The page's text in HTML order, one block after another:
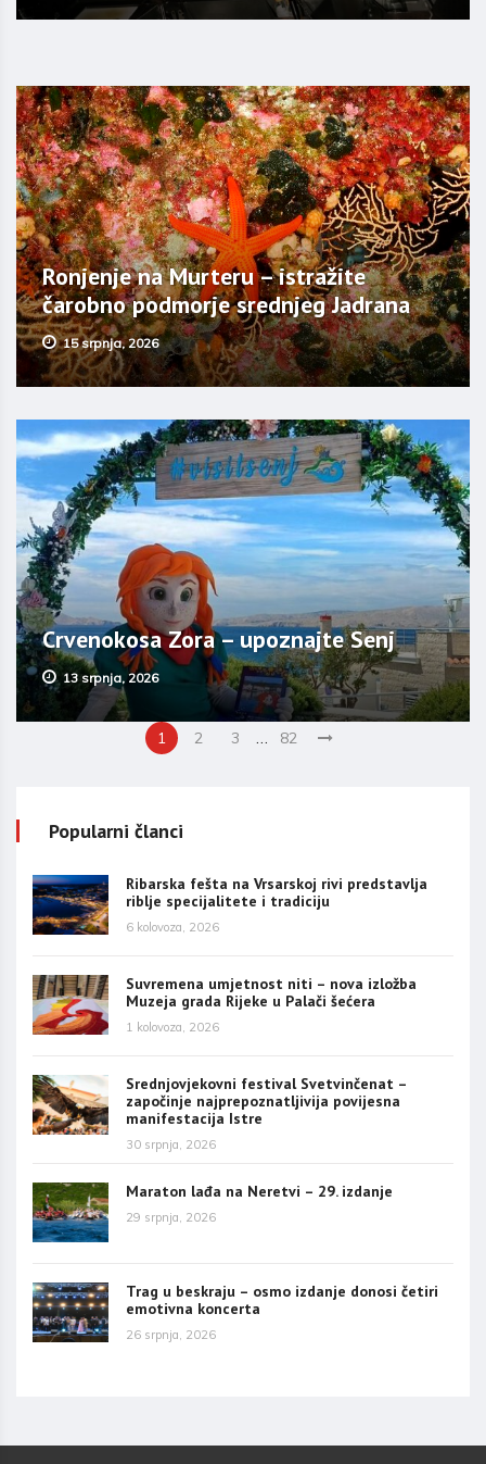
Ronjenje na Murteru – istražite
čarobno podmorje srednjeg Jadrana
15 srpnja, 2026
Crvenokosa Zora – upoznajte Senj
13 srpnja, 2026
1 2 3 82
Popularni članci
Ribarska fešta na Vrsarskoj rivi predstavlja
riblje specijalitete i tradiciju
6 kolovoza, 2026
Suvremena umjetnost niti – nova izložba
Muzeja grada Rijeke u Palači šećera
1 kolovoza, 2026
Srednjovjekovni festival Svetvinčenat –
započinje najprepoznatljivija povijesna
manifestacija Istre
30 srpnja, 2026
Maraton lađa na Neretvi – 29. izdanje
29 srpnja, 2026
Trag u beskraju – osmo izdanje donosi četiri
emotivna koncerta
26 srpnja, 2026